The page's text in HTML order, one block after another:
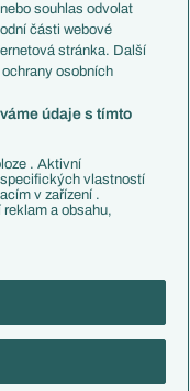
soutěž
ČTK.
údajů
souhlas odvolat
části webové
stránka. Další
osobních
údaje s tímto
. Aktivní
vlastností
v zařízení .
a obsahu,